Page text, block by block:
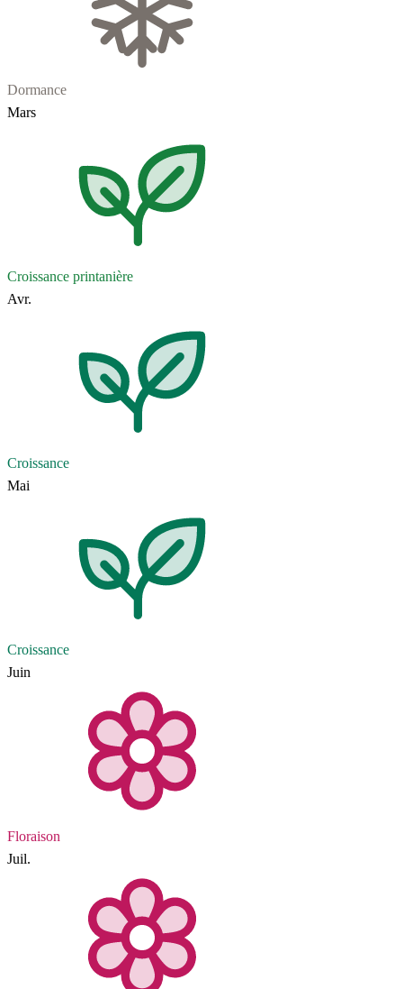
Dormance
Mars
Croissance printanière
Avr.
Croissance
Mai
Croissance
Juin
Floraison
Juil.